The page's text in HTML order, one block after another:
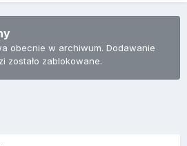
obecnie w archiwum. Dodawanie
zostało zablokowane.